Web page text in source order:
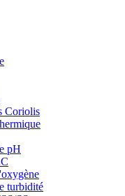
Coriolis
pH
turbidité